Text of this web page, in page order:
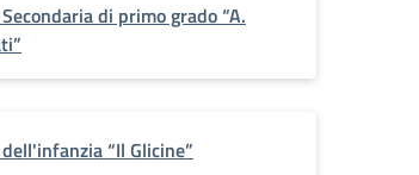
di primo grado “A.
“Il Glicine”